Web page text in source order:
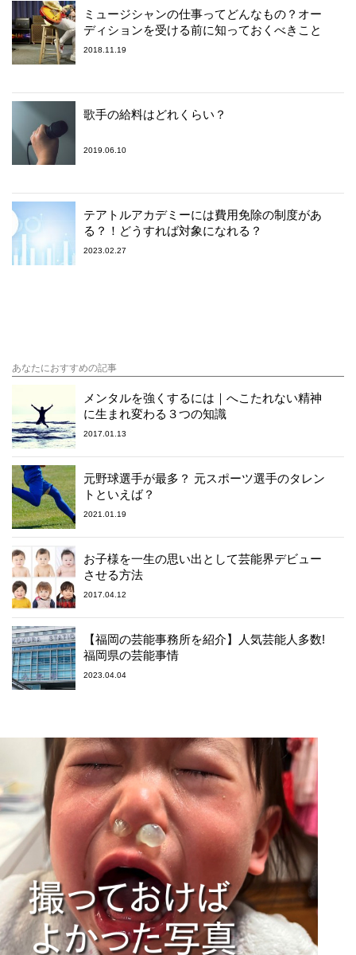
ミュージシャンの仕事ってどんなもの？オー
ディションを受ける前に知っておくべきこと
2018.11.19
歌手の給料はどれくらい？
2019.06.10
テアトルアカデミーには費用免除の制度があ
る？！どうすれば対象になれる？
2023.02.27
あなたにおすすめの記事
メンタルを強くするには｜へこたれない精神
に生まれ変わる３つの知識
2017.01.13
元野球選手が最多？ 元スポーツ選手のタレン
トといえば？
2021.01.19
お子様を一生の思い出として芸能界デビュー
させる方法
2017.04.12
【福岡の芸能事務所を紹介】人気芸能人多数!
福岡県の芸能事情
2023.04.04